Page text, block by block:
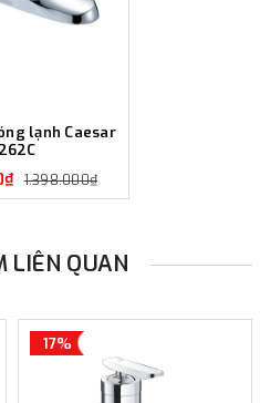
lạnh Caesar
1.398.000₫
LIÊN QUAN
17%